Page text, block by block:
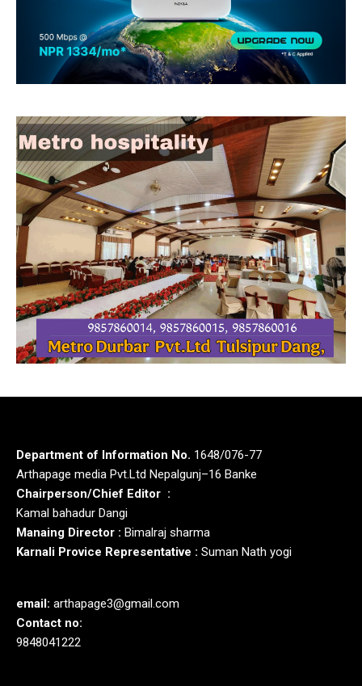
Department of Information No. 1648/076-77
Arthapage media Pvt.Ltd Nepalgunj–16 Banke
Chairperson/Chief Editor :
Kamal bahadur Dangi
Manaing Director : Bimalraj sharma
Karnali Provice Representative : Suman Nath yogi
email: arthapage3@gmail.com
Contact no:
9848041222